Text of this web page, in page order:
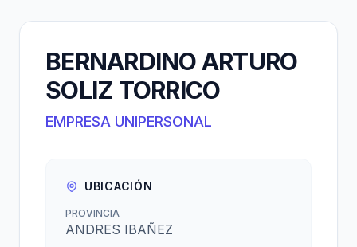
BERNARDINO ARTURO
SOLIZ TORRICO
EMPRESA UNIPERSONAL
UBICACIÓN
PROVINCIA
ANDRES IBAÑEZ